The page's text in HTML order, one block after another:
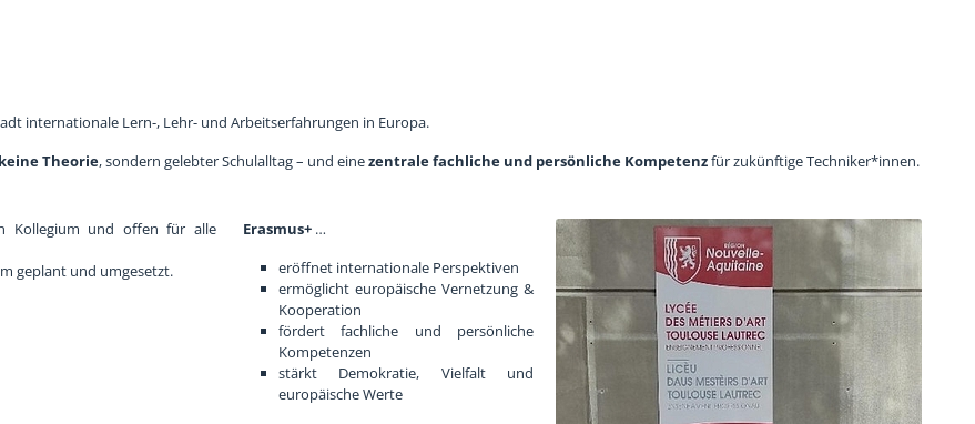
internationale Lern-, Lehr- und Arbeitserfahrungen in Europa.
keine Theorie, sondern gelebter Schulalltag – und einezentrale fachliche und persönliche Kompetenzfür zukünftige Techniker*innen.
Kollegium und offen für alle
geplant und umgesetzt.
Erasmus+ …
eröffnet internationale Perspektiven
ermöglicht europäische Vernetzung &
Kooperation
fördert fachliche und persönliche
Kompetenzen
stärkt Demokratie, Vielfalt und
europäische Werte